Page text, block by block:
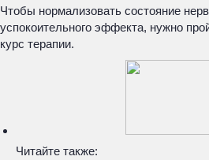
Чтобы нормализовать состояние
успокоительного эффекта, нужно
курс терапии.
Читайте также: